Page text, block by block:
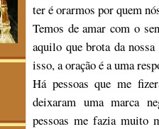
ter é orarmos por quem
Temos de amar com o
aquilo que brota da
isso, a oração é a uma
Há pessoas que me
deixaram uma marca
pessoas me fazia muito